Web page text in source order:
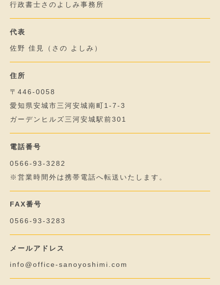
行政書士さのよしみ事務所
代表
佐野 佳見（さの よしみ）
住所
〒446-0058
愛知県安城市三河安城南町1-7-3
ガーデンヒルズ三河安城駅前301
電話番号
0566-93-3282
※営業時間外は携帯電話へ転送いたします。
FAX番号
0566-93-3283
メールアドレス
info@office-sanoyoshimi.com